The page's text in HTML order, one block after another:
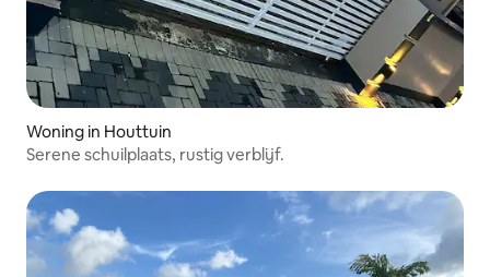
Woning in Houttuin
Serene schuilplaats, rustig verblijf.